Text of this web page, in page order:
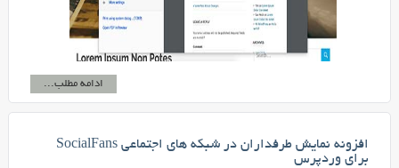
ادامه مطلب...
افزونه نمایش طرفداران در شبکه های اجتماعی SocialFans
برای وردپرس